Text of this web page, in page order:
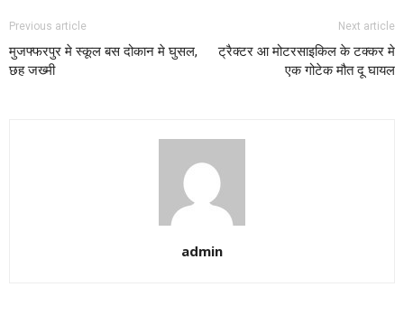
Previous article
मुजफ्फरपुर मे स्कूल बस दोकान मे घुसल,
छह जख्मी
Next article
ट्रैक्टर आ मोटरसाइकिल के टक्कर मे
एक गोटेक मौत दू घायल
admin